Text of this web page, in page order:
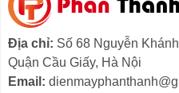
Địa chỉ: Số 68 Nguyễn
Quận Cầu Giấy, Hà Nội
Email: